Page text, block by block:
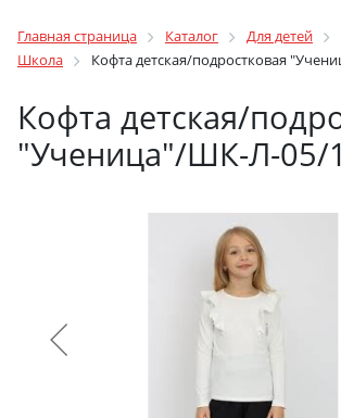
Главная страница Каталог Для детей
Школа
Кофта детская/подростковая
Кофта детская/
"Ученица"/ШК-Л-05/